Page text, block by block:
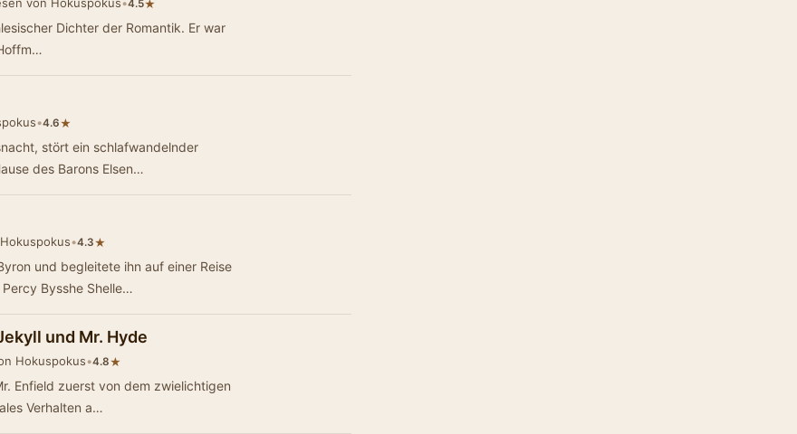
4.5★
•4.6★
stört ein schlafwandelnder
des Barons Elsen…
•4.3★
und begleitete ihn auf einer Reise
Bysshe Shelle…
und Mr. Hyde
Hokuspokus•4.8★
Enfield zuerst von dem zwielichtigen
Verhalten a…